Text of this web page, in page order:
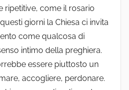
ripetitive, come il rosario
giorni la Chiesa ci invita
come qualcosa di
intimo della preghiera.
essere piuttosto un
accogliere, perdonare.